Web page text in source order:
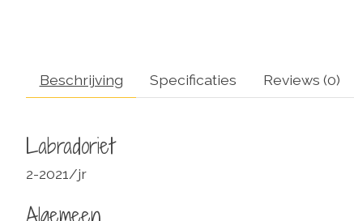
Beschrijving Specificaties Reviews (0)
Labradoriet
2-2021/jr